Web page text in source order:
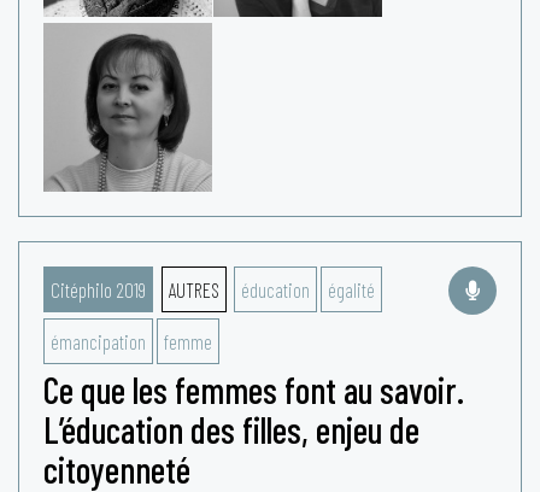
Citéphilo 2019 AUTRES éducation égalité
émancipation femme
Ce que les femmes font au savoir.
L’éducation des filles, enjeu de
citoyenneté